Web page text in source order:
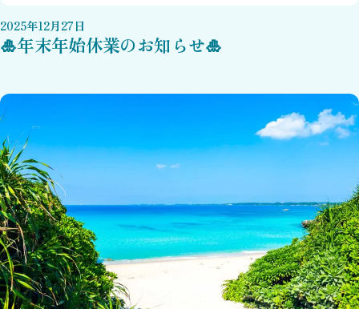
2025年12月27日
🎍年末年始休業のお知らせ🎍